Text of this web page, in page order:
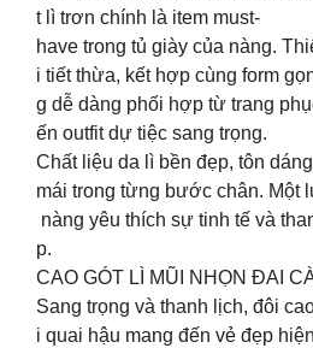
t lì trơn chính là item must-
have trong tủ giày của nàng.
i tiết thừa, kết hợp cùng form
g dễ dàng phối hợp từ trang
ến outfit dự tiệc sang trọng.
Chất liệu da lì bền đẹp, tôn
mái trong từng bước chân. Một
nàng yêu thích sự tinh tế và
p.
CAO GÓT LÌ MŨI NHỌN ĐAI
Sang trọng và thanh lịch, đôi
i quai hậu mang đến vẻ đẹp